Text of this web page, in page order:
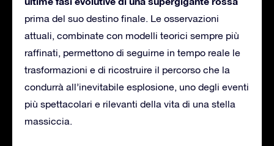
prima del suo destino finale. Le osservazioni
attuali, combinate con modelli teorici sempre più
raffinati, permettono di seguirne in tempo reale le
trasformazioni e di ricostruire il percorso che la
condurrà all’inevitabile esplosione, uno degli eventi
più spettacolari e rilevanti della vita di una stella
massiccia.